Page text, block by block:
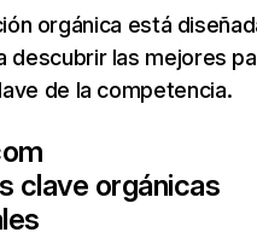
orgánica está
descubrir las mejores
de la competencia.
clave orgánicas